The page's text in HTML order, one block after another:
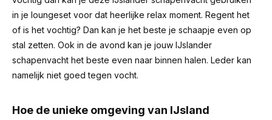
in je loungeset voor dat heerlijke relax moment. Regent het
of is het vochtig? Dan kan je het beste je schaapje even op
stal zetten. Ook in de avond kan je jouw IJslander
schapenvacht het beste even naar binnen halen. Leder kan
namelijk niet goed tegen vocht.
Hoe de unieke omgeving van IJsland